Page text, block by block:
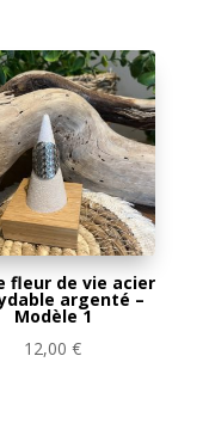
fleur de vie acier
argenté –
Modèle 1
12,00€